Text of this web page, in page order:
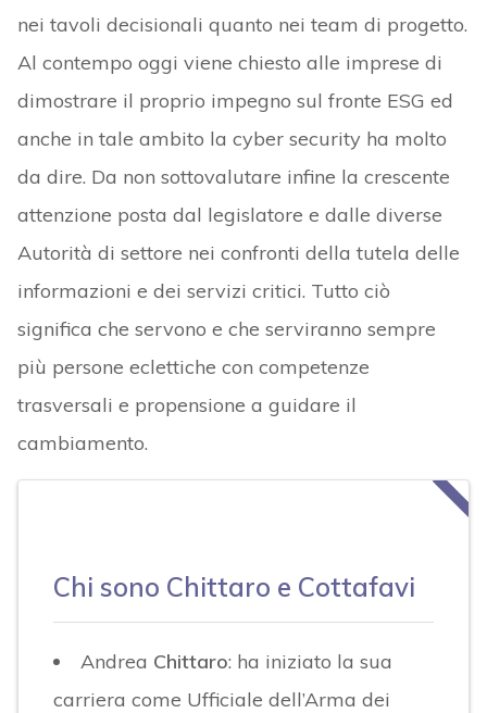
nei tavoli decisionali quanto nei team di progetto.
Al contempo oggi viene chiesto alle imprese di
dimostrare il proprio impegno sul fronte ESG ed
anche in tale ambito la cyber security ha molto
da dire. Da non sottovalutare infine la crescente
attenzione posta dal legislatore e dalle diverse
Autorità di settore nei confronti della tutela delle
informazioni e dei servizi critici. Tutto ciò
significa che servono e che serviranno sempre
più persone eclettiche con competenze
trasversali e propensione a guidare il
cambiamento.
Chi sono Chittaro e Cottafavi
Andrea Chittaro: ha iniziato la sua
carriera come Ufficiale dell’Arma dei